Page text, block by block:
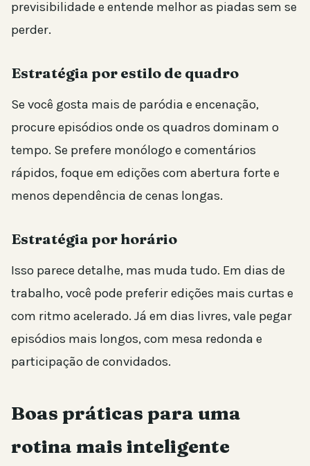
previsibilidade e entende melhor as piadas sem se
perder.
Estratégia por estilo de quadro
Se você gosta mais de paródia e encenação,
procure episódios onde os quadros dominam o
tempo. Se prefere monólogo e comentários
rápidos, foque em edições com abertura forte e
menos dependência de cenas longas.
Estratégia por horário
Isso parece detalhe, mas muda tudo. Em dias de
trabalho, você pode preferir edições mais curtas e
com ritmo acelerado. Já em dias livres, vale pegar
episódios mais longos, com mesa redonda e
participação de convidados.
Boas práticas para uma
rotina mais inteligente